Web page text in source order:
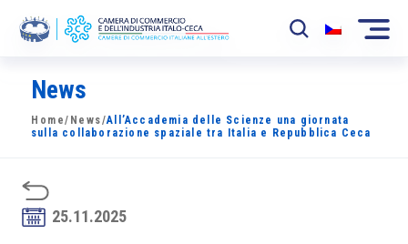
La Camera
News
Sviluppo Mercato
News
Home/ News/All’Accademia delle Scienze una giornata
sulla collaborazione spaziale tra Italia e Repubblica Ceca
25.11.2025